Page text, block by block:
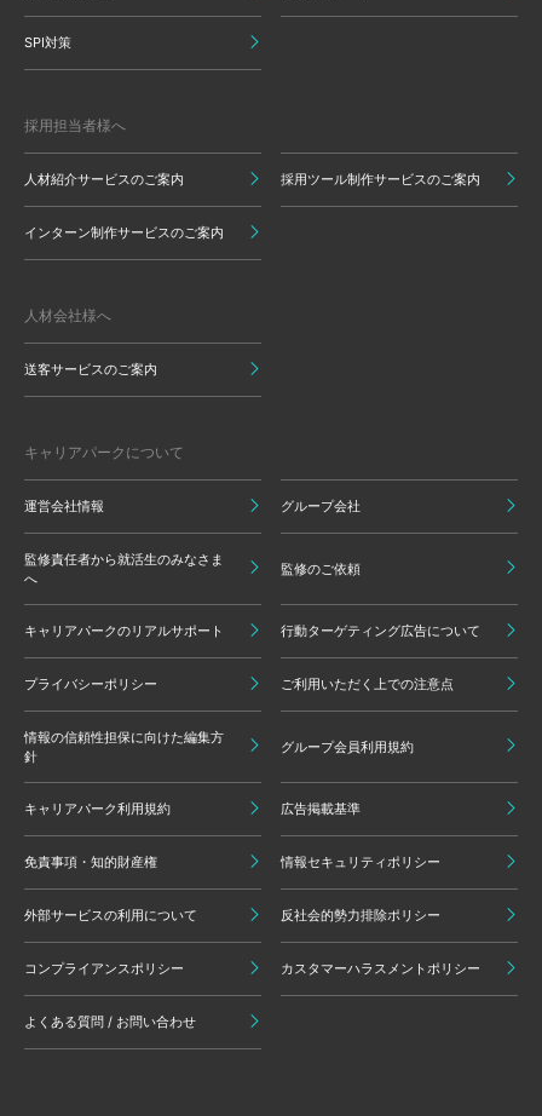
SPI対策
採用担当者様へ
人材紹介サービスのご案内 採用ツール制作サービスのご案内
インターン制作サービスのご案内
人材会社様へ
送客サービスのご案内
キャリアパークについて
運営会社情報 グループ会社
監修責任者から就活生のみなさま
へ
監修のご依頼
キャリアパークのリアルサポート 行動ターゲティング広告について
プライバシーポリシー ご利用いただく上での注意点
情報の信頼性担保に向けた編集方
針
グループ会員利用規約
キャリアパーク利用規約 広告掲載基準
免責事項・知的財産権 情報セキュリティポリシー
外部サービスの利用について 反社会的勢力排除ポリシー
コンプライアンスポリシー カスタマーハラスメントポリシー
よくある質問 / お問い合わせ